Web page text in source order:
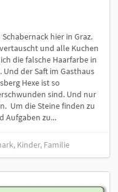
hier in Graz.
und alle Kuchen
die falsche Haarfarbe in
der Saft im Gasthaus
Hexe ist so
sind. Und nur
Um die Steine finden zu
Aufgaben zu...
Kinder, Familie